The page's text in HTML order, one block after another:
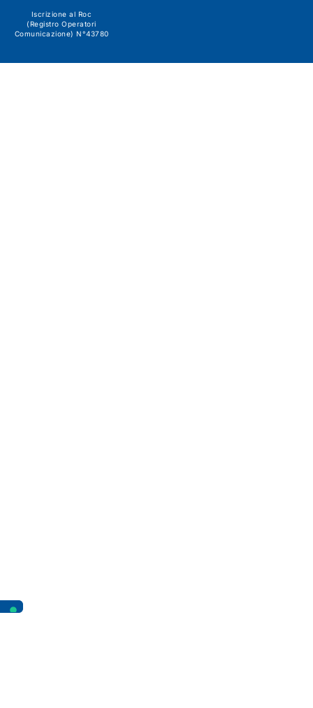
Iscrizione al Roc
(Registro Operatori
Comunicazione) N°43780